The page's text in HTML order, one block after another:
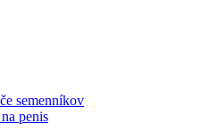
semenníkov
penis